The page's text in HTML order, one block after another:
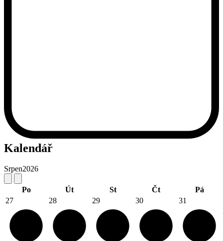
Kalendář
Srpen2026
Po Út St Čt
Pá
27
28 29 30
31